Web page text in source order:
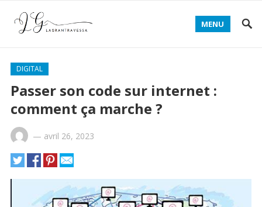
MENU
DIGITAL
Passer son code sur internet :
comment ça marche ?
— avril 26, 2023